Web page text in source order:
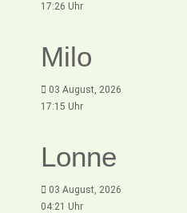
17:26 Uhr
Milo
03 August, 2026
17:15 Uhr
Lonne
03 August, 2026
04:21 Uhr